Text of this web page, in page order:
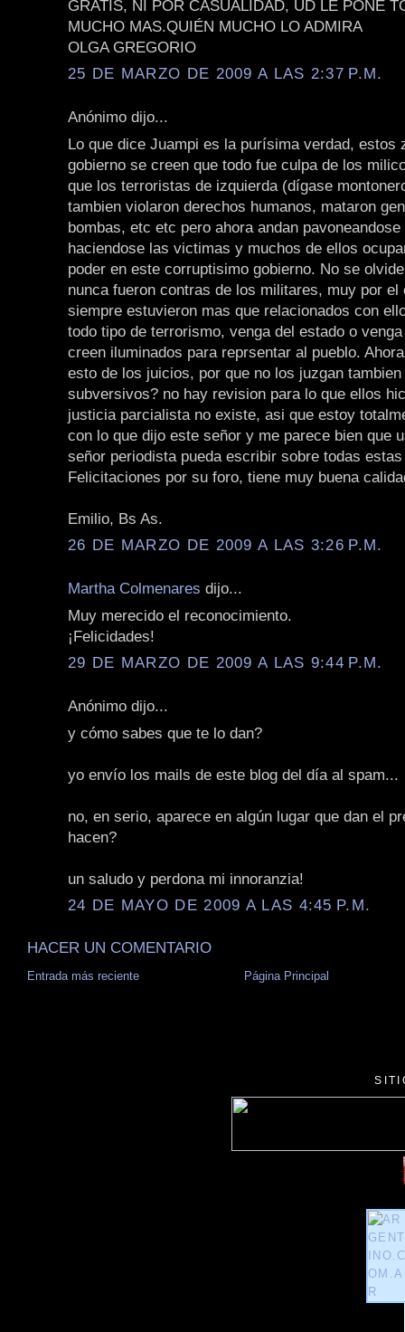
GRATIS, NI POR CASUALIDAD, UD LE PONE
MUCHO MAS.QUIÉN MUCHO LO ADMIRA
OLGA GREGORIO
25 DE MARZO DE 2009 A LAS 2:37 P.M.
Anónimo dijo...
Lo que dice Juampi es la purísima verdad, estos
gobierno se creen que todo fue culpa de los
que los terroristas de izquierda (dígase
tambien violaron derechos humanos, mataron
bombas, etc etc pero ahora andan
haciendose las victimas y muchos de ellos
poder en este corruptisimo gobierno. No se
nunca fueron contras de los militares, muy por el
siempre estuvieron mas que relacionados con
todo tipo de terrorismo, venga del estado o
creen iluminados para reprsentar al pueblo.
esto de los juicios, por que no los juzgan
subversivos? no hay revision para lo que ellos
justicia parcialista no existe, asi que estoy
con lo que dijo este señor y me parece bien que
señor periodista pueda escribir sobre todas
Felicitaciones por su foro, tiene muy buena
Emilio, Bs As.
26 DE MARZO DE 2009 A LAS 3:26 P.M.
Martha Colmenares dijo...
Muy merecido el reconocimiento.
¡Felicidades!
29 DE MARZO DE 2009 A LAS 9:44 P.M.
Anónimo dijo...
y cómo sabes que te lo dan?
yo envío los mails de este blog del día al spam...
no, en serio, aparece en algún lugar que dan el
hacen?
un saludo y perdona mi innoranzia!
24 DE MAYO DE 2009 A LAS 4:45 P.M.
HACER UN COMENTARIO
Entrada más reciente Página Principal